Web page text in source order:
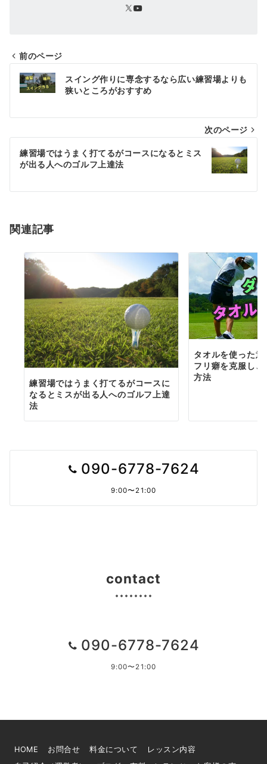
投
稿
ビ
ゲ
ー
シ
ン
前のページ
スイング作りに専念するなら広い練習場よりも
狭いところがおすすめ
次のページ
練習場ではうまく打てるがコースになるとミス
が出る人へのゴルフ上達法
関連記事
練習場ではうまく打てるがコースに
なるとミスが出る人へのゴルフ上達
法
タオルを使った
フリ癖を克服し
方法
090-6778-7624
9:00〜21:00
contact
090-6778-7624
9:00〜21:00
HOME お問合せ 料金について
レッスン内容